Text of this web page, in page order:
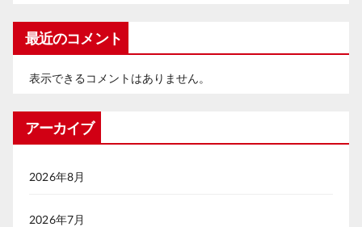
最近のコメント
表示できるコメントはありません。
アーカイブ
2026年8月
2026年7月